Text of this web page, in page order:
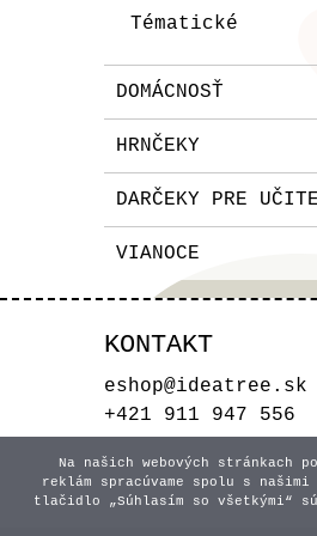
Tématické
DOMÁCNOSŤ
HRNČEKY
DARČEKY PRE
VIANOCE
KONTAKT
eshop@ideatree.sk
+421 911 947 556
Na našich webových
reklám spracúvame spolu s
tlačidlo „Súhlasím so všetkými“